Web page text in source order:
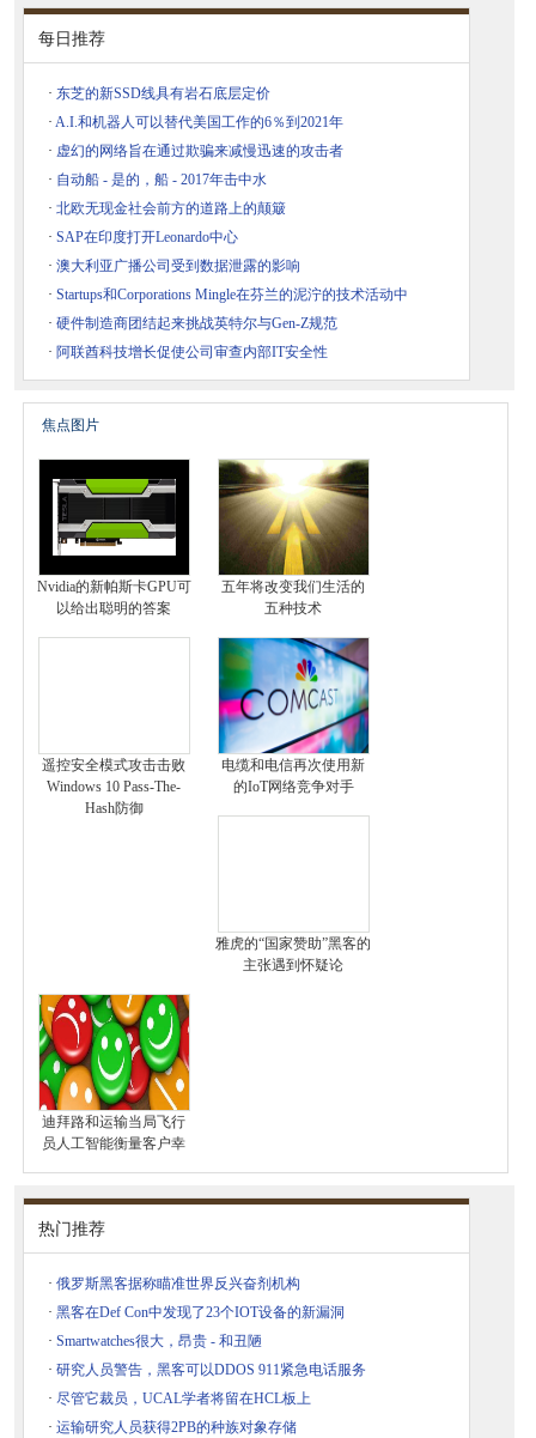
每日推荐
· 东芝的新SSD线具有岩石底层定价
· A.I.和机器人可以替代美国工作的6％到2021年
· 虚幻的网络旨在通过欺骗来减慢迅速的攻击者
· 自动船 - 是的，船 - 2017年击中水
· 北欧无现金社会前方的道路上的颠簸
· SAP在印度打开Leonardo中心
· 澳大利亚广播公司受到数据泄露的影响
· Startups和Corporations Mingle在芬兰的泥泞的技术活动中
· 硬件制造商团结起来挑战英特尔与Gen-Z规范
· 阿联酋科技增长促使公司审查内部IT安全性
焦点图片
Nvidia的新帕斯卡GPU可
以给出聪明的答案
五年将改变我们生活的
五种技术
遥控安全模式攻击击败
Windows 10 Pass-The-
Hash防御
电缆和电信再次使用新
的IoT网络竞争对手
雅虎的“国家赞助”黑客的
主张遇到怀疑论
迪拜路和运输当局飞行
员人工智能衡量客户幸
热门推荐
· 俄罗斯黑客据称瞄准世界反兴奋剂机构
· 黑客在Def Con中发现了23个IOT设备的新漏洞
· Smartwatches很大，昂贵 - 和丑陋
· 研究人员警告，黑客可以DDOS 911紧急电话服务
· 尽管它裁员，UCAL学者将留在HCL板上
· 运输研究人员获得2PB的种族对象存储